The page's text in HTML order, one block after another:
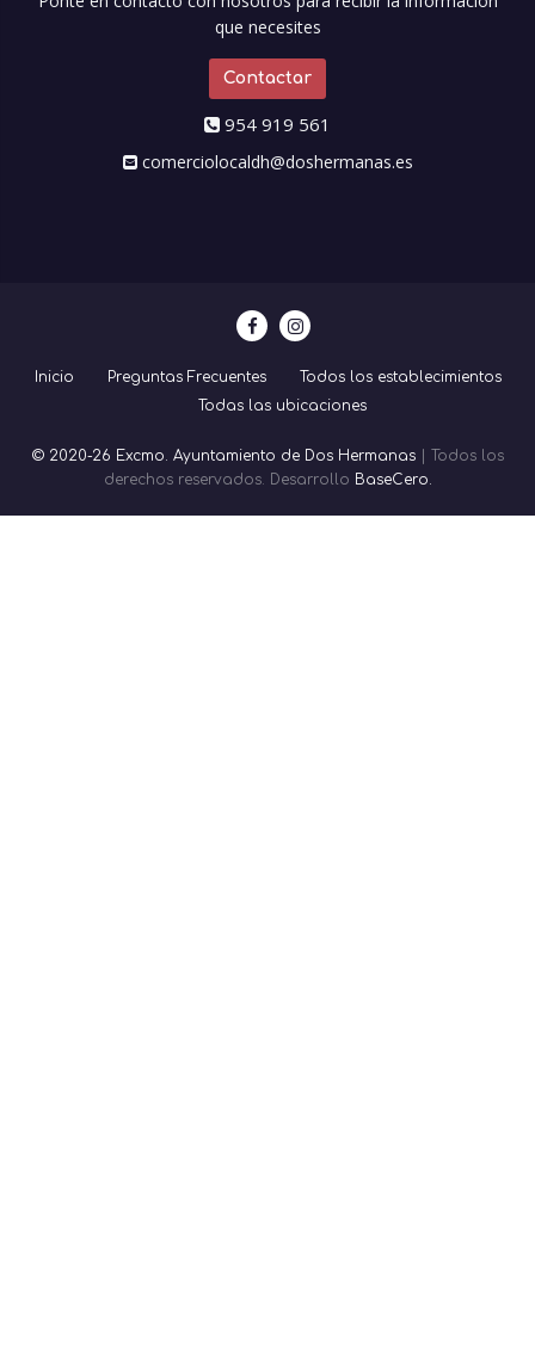
que necesites
Contactar
954 919 561
comerciolocaldh@doshermanas.es
Inicio Preguntas Frecuentes
Todos los establecimientos
Todas las ubicaciones
© 2020-26 Excmo. Ayuntamiento de Dos Hermanas| Todos los
derechos reservados. Desarrollo BaseCero.